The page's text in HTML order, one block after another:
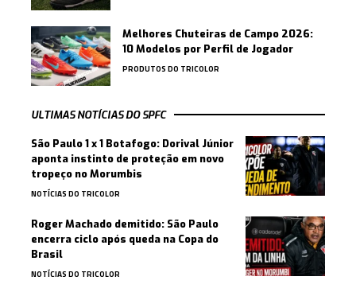
Melhores Chuteiras de Campo 2026:
10 Modelos por Perfil de Jogador
PRODUTOS DO TRICOLOR
ULTIMAS NOTÍCIAS DO SPFC
São Paulo 1 x 1 Botafogo: Dorival Júnior
aponta instinto de proteção em novo
tropeço no Morumbis
NOTÍCIAS DO TRICOLOR
Roger Machado demitido: São Paulo
encerra ciclo após queda na Copa do
Brasil
NOTÍCIAS DO TRICOLOR